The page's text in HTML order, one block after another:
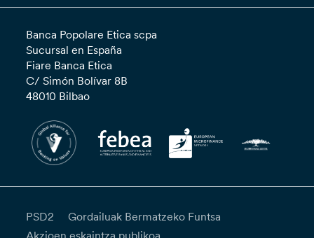
Banca Popolare Etica scpa
Sucursal en España
Fiare Banca Etica
C/ Simón Bolívar 8B
48010 Bilbao
PSD2
Gordailuak Bermatzeko Funtsa